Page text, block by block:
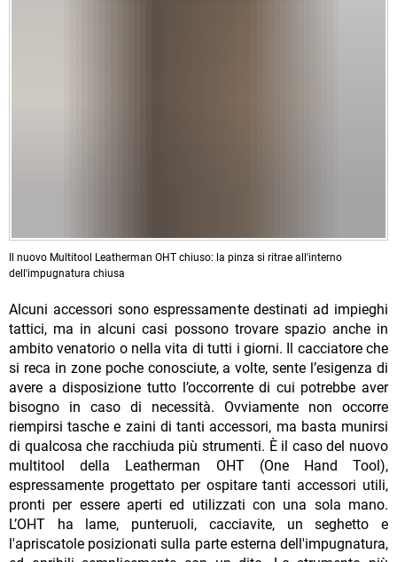
Il nuovo Multitool Leatherman OHT chiuso: la pinza si ritrae all'interno
dell'impugnatura chiusa
Alcuni accessori sono espressamente destinati ad impieghi
tattici, ma in alcuni casi possono trovare spazio anche in
ambito venatorio o nella vita di tutti i giorni. Il cacciatore che
si reca in zone poche conosciute, a volte, sente l’esigenza di
avere a disposizione tutto l’occorrente di cui potrebbe aver
bisogno in caso di necessità. Ovviamente non occorre
riempirsi tasche e zaini di tanti accessori, ma basta munirsi
di qualcosa che racchiuda più strumenti. È il caso del nuovo
multitool della Leatherman OHT (One Hand Tool),
espressamente progettato per ospitare tanti accessori utili,
pronti per essere aperti ed utilizzati con una sola mano.
L’OHT ha lame, punteruoli, cacciavite, un seghetto e
l'apriscatole posizionati sulla parte esterna dell'impugnatura,